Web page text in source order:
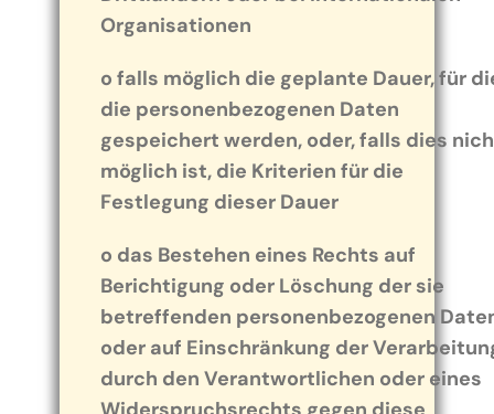
Organisationen
o falls möglich die geplante Dauer, für
die personenbezogenen Daten
gespeichert werden, oder, falls dies
möglich ist, die Kriterien für die
Festlegung dieser Dauer
o das Bestehen eines Rechts auf
Berichtigung oder Löschung der sie
betreffenden personenbezogenen
oder auf Einschränkung der
durch den Verantwortlichen oder eines